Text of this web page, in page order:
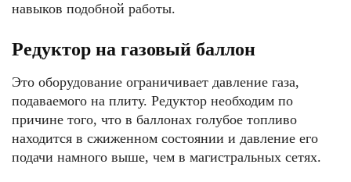
навыков подобной работы.
Редуктор на газовый баллон
Это оборудование ограничивает давление газа,
подаваемого на плиту. Редуктор необходим по
причине того, что в баллонах голубое топливо
находится в сжиженном состоянии и давление его
подачи намного выше, чем в магистральных сетях.